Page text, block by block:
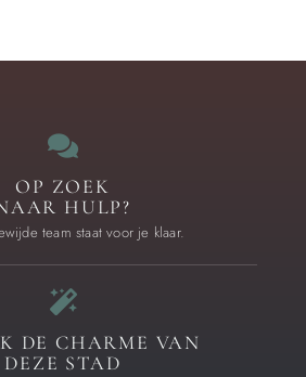
OP ZOEK
HULP?
team staat voor je klaar.
DE CHARME VAN
DEZE STAD